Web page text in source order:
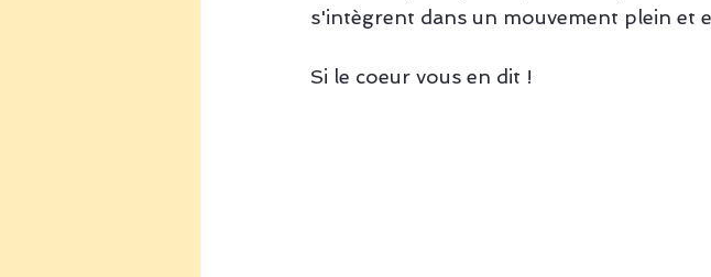
s'intègrent dans un mouvement plein et
Si le coeur vous en dit !